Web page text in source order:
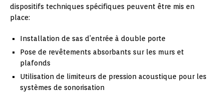
dispositifs techniques spécifiques peuvent être mis en
place:
Installation de sas d’entrée à double porte
Pose de revêtements absorbants sur les murs et
plafonds
Utilisation de limiteurs de pression acoustique pour les
systèmes de sonorisation